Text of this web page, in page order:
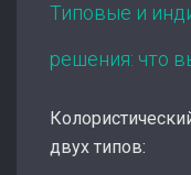
Типовые и
решения: что
двух типов: